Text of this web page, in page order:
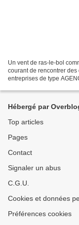
Un vent de ras-le-bol
courant de rencontrer
entreprises de type
Hébergé par
Top articles
Pages
Contact
Signaler un abus
C.G.U.
Cookies et données
Préférences cookies